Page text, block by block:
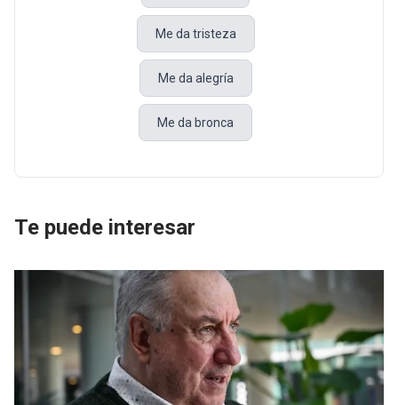
Me da tristeza
Me da alegría
Me da bronca
Te puede interesar